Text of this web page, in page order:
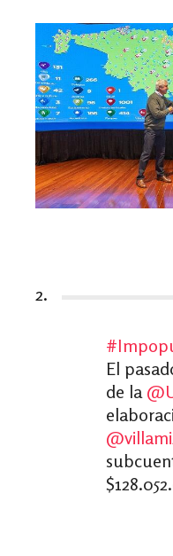
2.
El
de la